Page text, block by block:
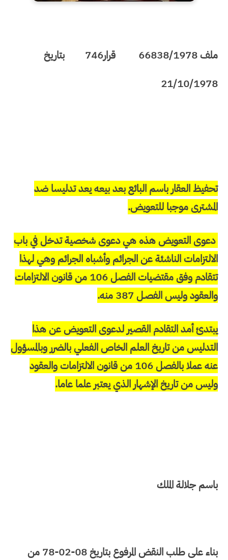
ملف 66838/1978
قرار746 بتاريخ
21/10/1978
تحفيظ العقار باسم البائع بعد بيعه يعد تدليسا ضد
المشترى موجبا للتعويض.
دعوى التعويض هذه هي دعوى شخصية تدخل في باب
الالتزامات الناشئة عن الجرائم وأشباه الجرائم وهي لهذا
تتقادم وفق مقتضيات الفصل 106 من قانون الالتزامات
والعقود وليس الفصـل 387 منه.
يبتدئ أمد التقادم القصير لدعوى التعويض عن هذا
التدليس من تاريخ العلم الخاص الفعلي بالضرر وبالمسؤول
عنه عملا بالفصل 106 من قانون الالتزامات والعقود
وليس من تاريخ الإشهار الذي يعتبر علما عاما.
باسم جلالة الملك
بناء على طلب النقض المرفوع بتاريخ 08-02-78 من